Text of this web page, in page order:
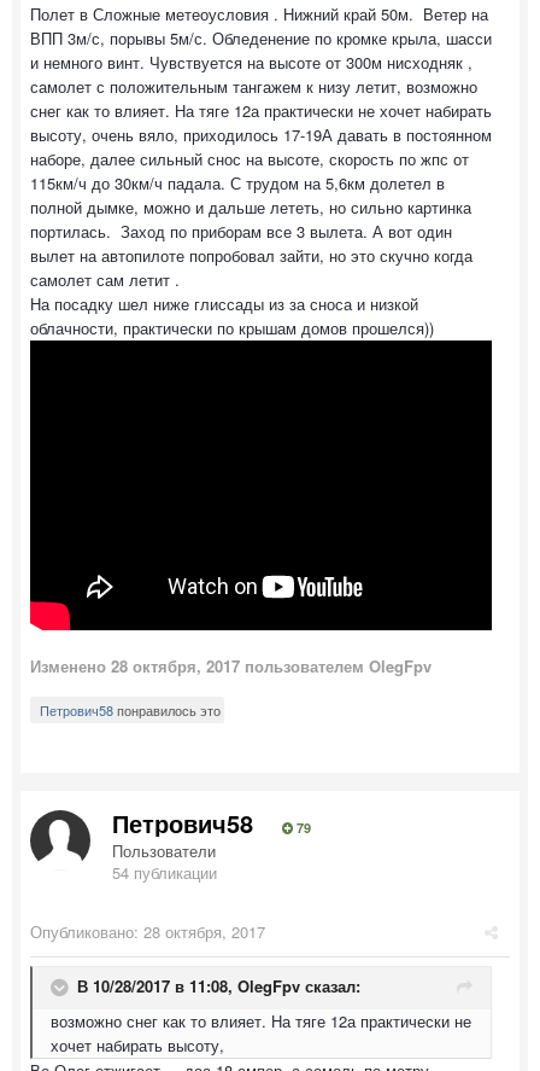
Полет в Сложные метеоусловия . Нижний край 50м. Ветер на
ВПП 3м/с, порывы 5м/с. Обледенение по кромке крыла, шасси
и немного винт. Чувствуется на высоте от 300м нисходняк ,
самолет с положительным тангажем к низу летит, возможно
снег как то влияет. На тяге 12а практически не хочет набирать
высоту, очень вяло, приходилось 17-19А давать в постоянном
наборе, далее сильный снос на высоте, скорость по жпс от
115км/ч до 30км/ч падала. С трудом на 5,6км долетел в
полной дымке, можно и дальше лететь, но сильно картинка
портилась. Заход по приборам все 3 вылета. А вот один
вылет на автопилоте попробовал зайти, но это скучно когда
самолет сам летит .
На посадку шел ниже глиссады из за сноса и низкой
облачности, практически по крышам домов прошелся))
Изменено 28 октября, 2017 пользователем OlegFpv
Петрович58понравилось это
Петрович58 79
Пользователи
54 публикации
Опубликовано: 28 октября, 2017
В 10/28/2017 в 11:08, OlegFpv сказал:
возможно снег как то влияет. На тяге 12а практически не
хочет набирать высоту,